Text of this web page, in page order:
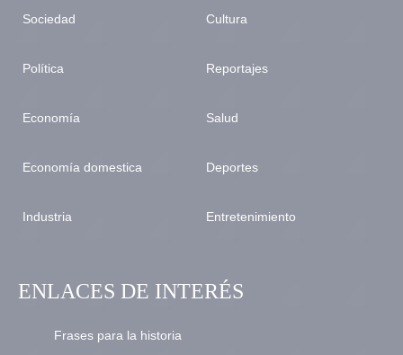
Sociedad
Política
Economía
Economía domestica
Industria
Cultura
Reportajes
Salud
Deportes
Entretenimiento
ENLACES DE INTERÉS
Frases para la historia